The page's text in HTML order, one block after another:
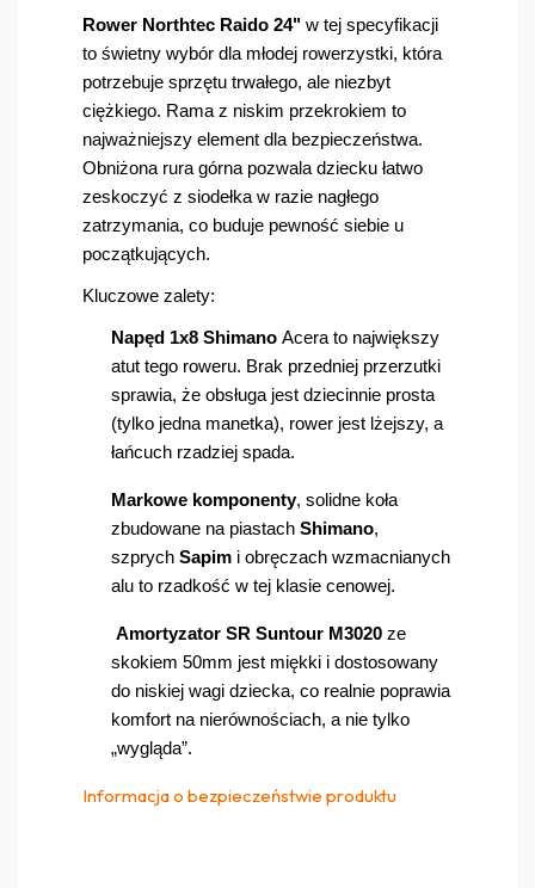
Rower Northtec Raido 24" w tej specyfikacji
to świetny wybór dla młodej rowerzystki, która
potrzebuje sprzętu trwałego, ale niezbyt
ciężkiego. Rama z niskim przekrokiem to
najważniejszy element dla bezpieczeństwa.
Obniżona rura górna pozwala dziecku łatwo
zeskoczyć z siodełka w razie nagłego
zatrzymania, co buduje pewność siebie u
początkujących.
Kluczowe zalety:
Napęd 1x8 Shimano Acera to największy
atut tego roweru. Brak przedniej przerzutki
sprawia, że obsługa jest dziecinnie prosta
(tylko jedna manetka), rower jest lżejszy, a
łańcuch rzadziej spada.
Markowe komponenty, solidne koła
zbudowane na piastach Shimano,
szprych Sapim i obręczach wzmacnianych
alu to rzadkość w tej klasie cenowej.
Amortyzator SR Suntour M3020 ze
skokiem 50mm jest miękki i dostosowany
do niskiej wagi dziecka, co realnie poprawia
komfort na nierównościach, a nie tylko
„wygląda”.
Informacja o bezpieczeństwie produktu